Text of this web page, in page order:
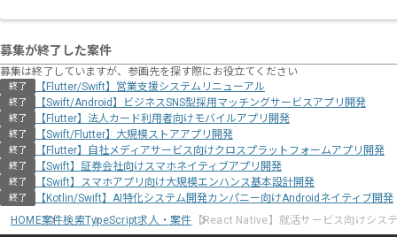
募集が終了した案件
募集は終了していますが、参画先を探す際にお役立てください
終了 【Flutter/Swift】営業支援システムリニューアル
終了 【Swift/Android】ビジネスSNS型採用マッチングサービスアプリ開発
終了 【Flutter】法人カード利用者向けモバイルアプリ開発
終了 【Swift/Flutter】大規模ストアアプリ開発
終了 【Flutter】自社メディアサービス向けクロスプラットフォームアプリ開発
終了 【Swift】証券会社向けスマホネイティブアプリ開発
終了 【Swift】スマホアプリ向け大規模エンハンス基本設計開発
終了
【Kotlin/Swift】AI特化システム開発カンパニー向けAndroidネイティブ開発
HOME案件検索TypeScript求人・案件 【React Native】就活サービス向けシス